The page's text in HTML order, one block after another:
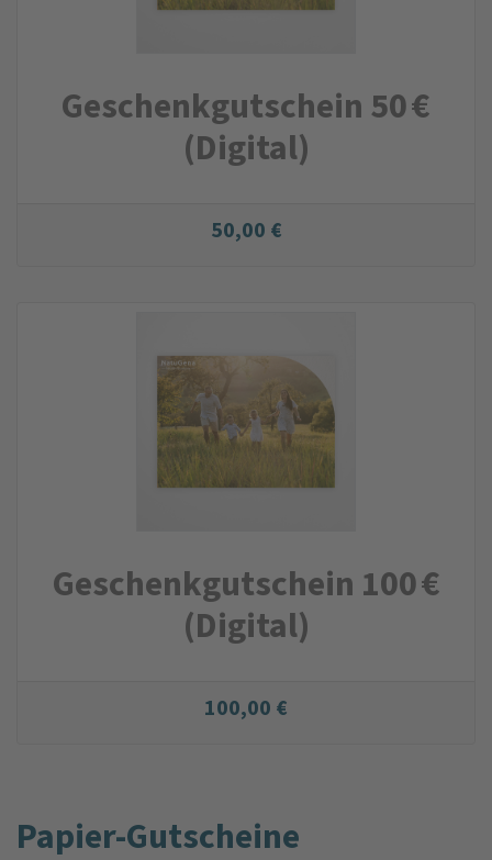
Geschenkgutschein 50 €
(Digital)
50,00 €
Geschenkgutschein 100 €
(Digital)
100,00 €
Papier-Gutscheine